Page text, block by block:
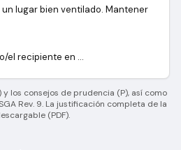
lugar bien ventilado. Mantener
el recipiente en …
los consejos de prudencia (P), así como
Rev. 9. La justificación completa de la
(PDF).